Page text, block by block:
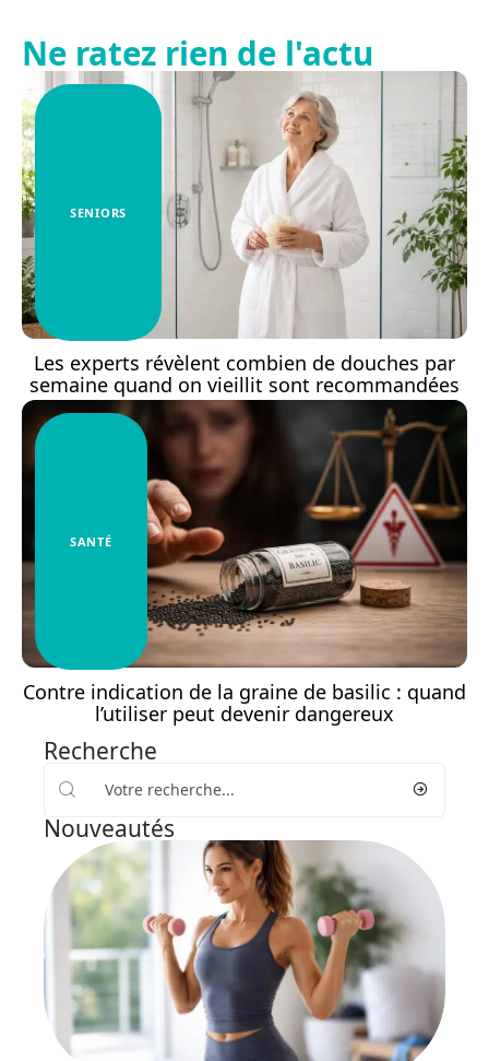
Ne ratez rien de l'actu
SENIORS
Les experts révèlent combien de douches par
semaine quand on vieillit sont recommandées
SANTÉ
Contre indication de la graine de basilic : quand
l’utiliser peut devenir dangereux
Recherche
Nouveautés